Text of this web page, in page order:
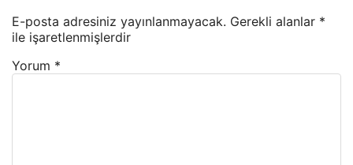
E-posta adresiniz yayınlanmayacak. Gerekli alanlar *
ile işaretlenmişlerdir
Yorum *